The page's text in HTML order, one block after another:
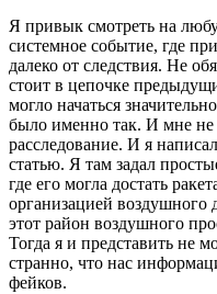
Я привык смотреть на
системное событие, где
далеко от следствия. Не
стоит в цепочке
могло начаться
было именно так. И мне не
расследование. И я
статью. Я там задал
где его могла достать
организацией воздушного
этот район воздушного
Тогда я и представить не
странно, что нас
фейков.